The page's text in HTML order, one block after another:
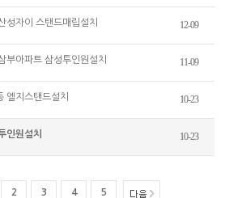
성자이 스탠드매립설치 12-09
부아파트 삼성투인원설치 11-09
엘지스탠드설치 10-23
인원설치 10-23
2 3 4 5